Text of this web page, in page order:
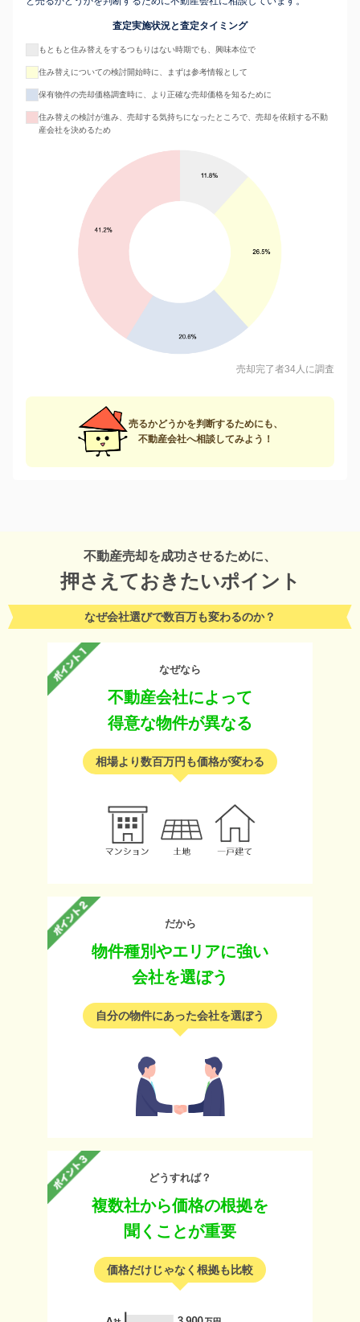
査定実施状況と査定タイミング
もともと住み替えをするつもりはない時期でも、興味本位で
住み替えについての検討開始時に、まずは参考情報として
保有物件の売却価格調査時に、より正確な売却価格を知るために
住み替えの検討が進み、売却する気持ちになったところで、売却を依頼する不動
産会社を決めるため
売却完了者34人に調査
売るかどうかを判断するためにも、
不動産会社へ相談してみよう！
不動産売却を成功させるために、
押さえておきたいポイント
なぜ会社選びで数百万も変わるのか？
なぜなら
不動産会社によって
得意な物件が異なる
相場より数百万円も価格が変わる
だから
物件種別やエリアに強い
会社を選ぼう
自分の物件にあった会社を選ぼう
どうすれば？
複数社から価格の根拠を
聞くことが重要
価格だけじゃなく根拠も比較